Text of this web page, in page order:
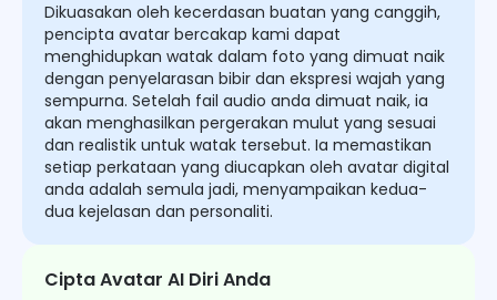
Dikuasakan oleh kecerdasan buatan yang canggih,
pencipta avatar bercakap kami dapat
menghidupkan watak dalam foto yang dimuat naik
dengan penyelarasan bibir dan ekspresi wajah yang
sempurna. Setelah fail audio anda dimuat naik, ia
akan menghasilkan pergerakan mulut yang sesuai
dan realistik untuk watak tersebut. Ia memastikan
setiap perkataan yang diucapkan oleh avatar digital
anda adalah semula jadi, menyampaikan kedua-
dua kejelasan dan personaliti.
Cipta Avatar AI Diri Anda